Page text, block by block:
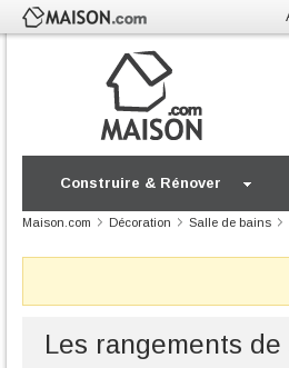
Construire & Rénover
Maison.com Décoration Salle de bains
Les rangements